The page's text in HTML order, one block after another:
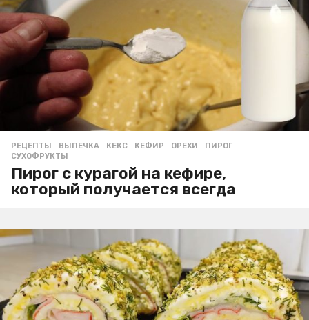
РЕЦЕПТЫ ВЫПЕЧКА ,КЕКС ,КЕФИР ,ОРЕХИ ,ПИРОГ
СУХОФРУКТЫ
Пирог с курагой на кефире,
который получается всегда